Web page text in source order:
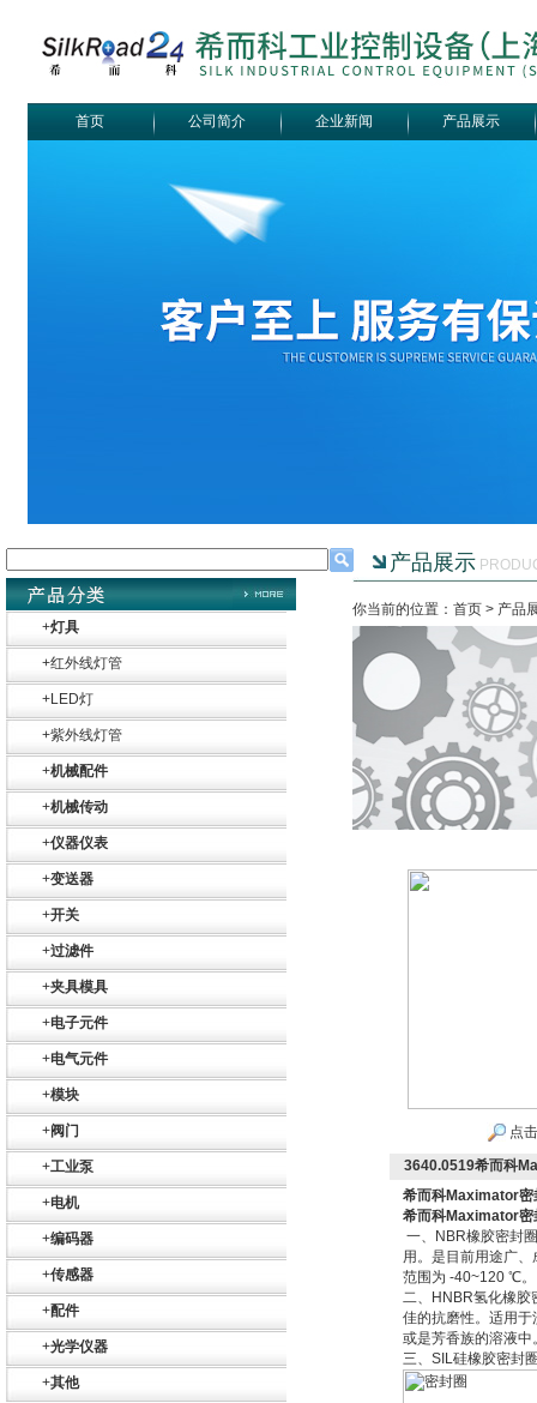
首页 公司简介 企业新闻 产品展示
+灯具
+红外线灯管
+LED灯
+紫外线灯管
+机械配件
+机械传动
+仪器仪表
+变送器
+开关
+过滤件
+夹具模具
+电子元件
+电气元件
+模块
+阀门
+工业泵
+电机
+编码器
+传感器
+配件
+光学仪器
+其他
产品展示
你当前的位置：首页 > 产品
点
3640.0519希而科
希而科Maximator
希而科Maximator
一、NBR橡胶密封
用。是目前用途广
范围为 -40~120 ℃。
二、HNBR氢化橡胶
佳的抗磨性。适用
或是芳香族的溶液
三、SIL硅橡胶密封